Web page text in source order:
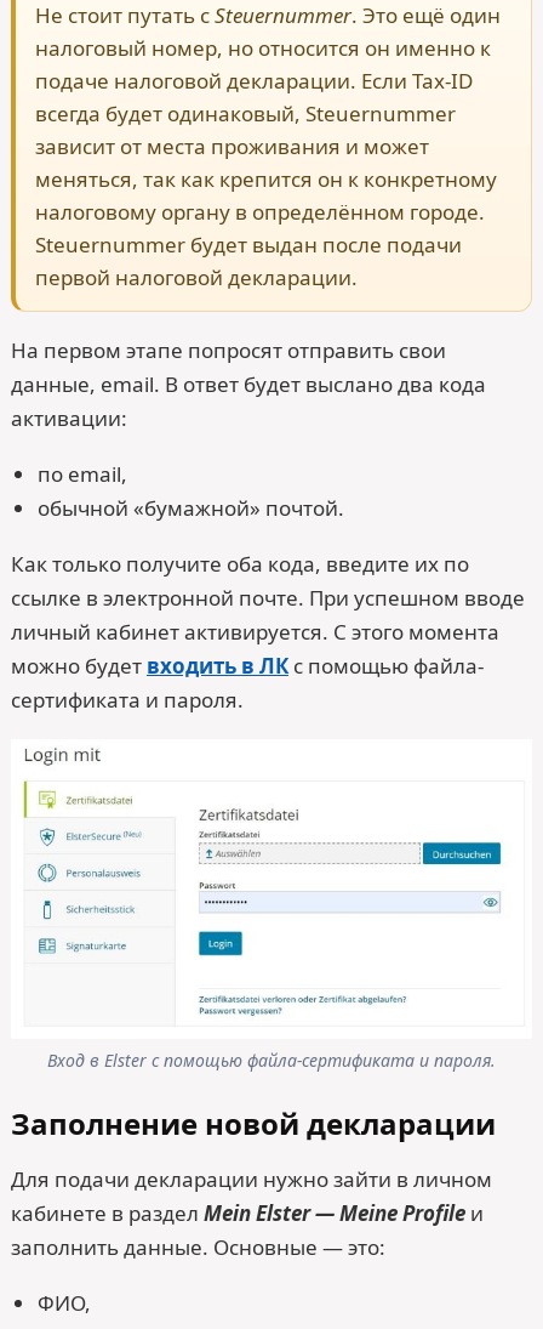
Не стоит путать сSteuernummer. Это ещё один
налоговый номер, но относится он именно к
подаче налоговой декларации. Если Tax-ID
всегда будет одинаковый, Steuernummer
зависит от места проживания и может
меняться, так как крепится он к конкретному
налоговому органу в определённом городе.
Steuernummer будет выдан после подачи
первой налоговой декларации.
На первом этапе попросят отправить свои
данные, email. В ответ будет выслано два кода
активации:
по email,
обычной «бумажной» почтой.
Как только получите оба кода, введите их по
ссылке в электронной почте. При успешном вводе
личный кабинет активируется. С этого момента
можно будет входить в ЛКс помощью файла-
сертификата и пароля.
Вход в Elster с помощью файла-сертификата и пароля.
Заполнение новой декларации
Для подачи декларации нужно зайти в личном
кабинете в раздел Mein Elster — Meine Profile и
заполнить данные. Основные — это:
ФИО,